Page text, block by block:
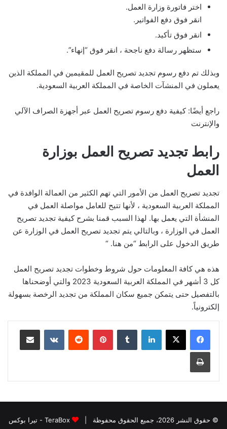
اختر فاتورة وزارة العمل.
انقر فوق دفع الفواتير.
انقر فوق تأكيد.
ستظهر رسالة دفع ناجحة ، انقر فوق “إنهاء”.
وبذلك تم دفع رسوم تجديد تصريح العمل للمقيمين في المملكة الذين
يعملون في المنشآت الخاصة في المملكة العربية السعودية.
راجع أيضًا: كيفية دفع رسوم تصريح العمل عبر أجهزة الصراف الآلي
والإنترنت
رابط تجديد تصريح العمل بوزارة
العمل
تجديد تصريح العمل من الأمور التي تهم الكثير من العمالة الوافدة في
المملكة العربية السعودية ، لأنها تتيح للعامل مواصلة العمل في
المنشأة التي يعمل بها. لهذا السبب قمنا بشرح كيفية تجديد تصريح
العمل في الوزارة ، وبالتالي يتم تجديد تصريح العمل في الوزارة عن
طريق الدخول على الرابط “من هنا. “
هذه هي كافة المعلومات حول شروط وخطوات تجديد تصريح العمل
كل 3 أشهر في المملكة العربية السعودية 2023 والتي أوضحناها
بالتفصيل حتى يتمكن جميع سكان المملكة من تجديد الرخصة بسهولة
إلكترونياً.
لينكدإن بينتيريست مشاركة عبر البريد
طباعة
© حقوق النشر 2026، جميع الحقوق محفوظة | TeraBox - تيرا بوكس